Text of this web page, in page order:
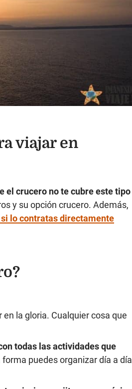
viajar en
el crucero no te cubre este tipo
y su opción crucero. Además,
si lo contratas directamente
en la gloria. Cualquier cosa que
todas las actividades que
forma puedes organizar día a día